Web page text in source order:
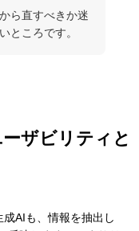
ら直すべきか迷
ところです。
ザビリティと
AIも、情報を抽出し